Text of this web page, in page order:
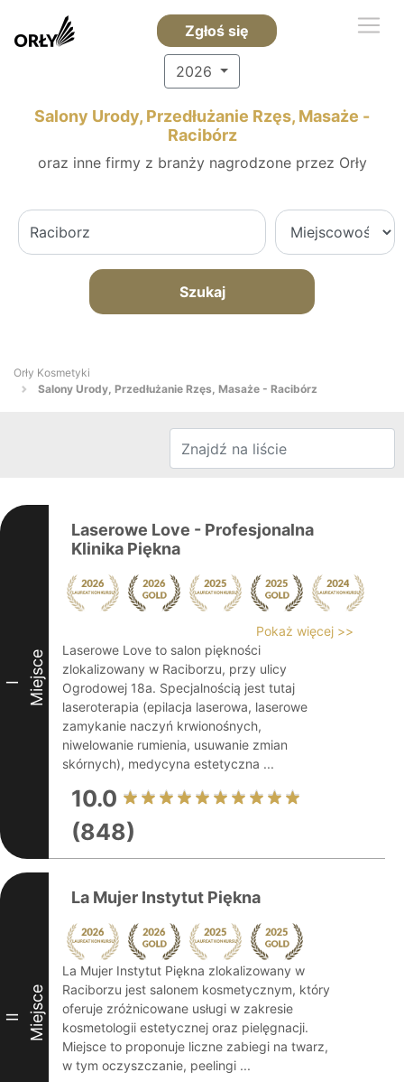
Zgłoś się
2026
Salony Urody, Przedłużanie Rzęs, Masaże -
Racibórz
oraz inne firmy z branży nagrodzone przez Orły
Szukaj
Orły Kosmetyki
Salony Urody, Przedłużanie Rzęs, Masaże - Racibórz
I Miejsce
Laserowe Love - Profesjonalna
Klinika Piękna
Pokaż więcej >>
Laserowe Love to salon piękności
zlokalizowany w Raciborzu, przy ulicy
Ogrodowej 18a. Specjalnością jest tutaj
laseroterapia (epilacja laserowa, laserowe
zamykanie naczyń krwionośnych,
niwelowanie rumienia, usuwanie zmian
skórnych), medycyna estetyczna ...
10.0
(848)
II Miejsce
La Mujer Instytut Piękna
La Mujer Instytut Piękna zlokalizowany w
Raciborzu jest salonem kosmetycznym, który
oferuje zróżnicowane usługi w zakresie
kosmetologii estetycznej oraz pielęgnacji.
Miejsce to proponuje liczne zabiegi na twarz,
w tym oczyszczanie, peelingi ...